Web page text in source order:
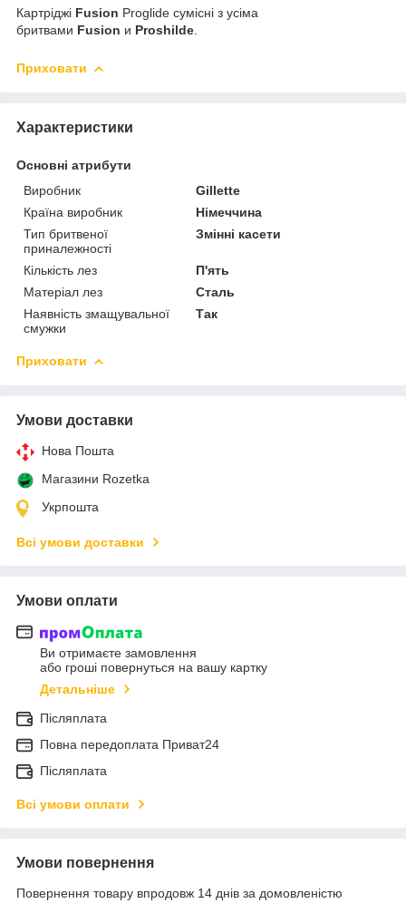
Картріджі Fusion Proglide сумісні з усіма
бритвами Fusion и Proshilde
Приховати
Характеристики
Основні атрибути
Виробник
Gillette
Країна виробник
Німеччина
Тип бритвеної
приналежності
Змінні касети
Кількість лез
П'ять
Матеріал лез
Сталь
Наявність змащувальної
смужки
Так
Приховати
Умови доставки
Нова Пошта
Магазини Rozetka
Укрпошта
Всі умови доставки
Умови оплати
Ви отримаєте замовлення
або гроші повернуться на вашу картку
Детальніше
Післяплата
Повна передоплата Приват24
Післяплата
Всі умови оплати
Умови повернення
Повернення товару впродовж 14 днів за домовленістю